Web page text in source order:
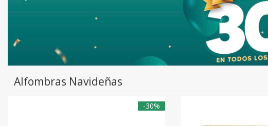
Alfombras Navideñas
-30%